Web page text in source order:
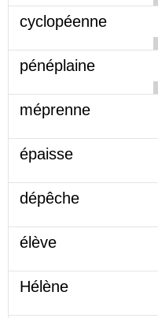
cyclopéenne
pénéplaine
méprenne
épaisse
dépêche
élève
Hélène